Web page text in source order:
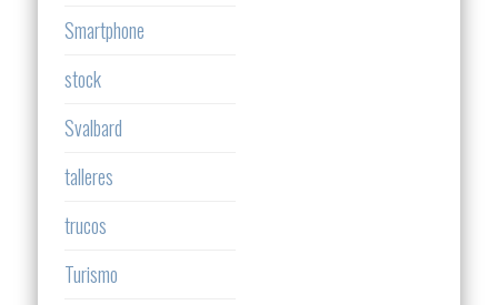
Smartphone
stock
Svalbard
talleres
trucos
Turismo